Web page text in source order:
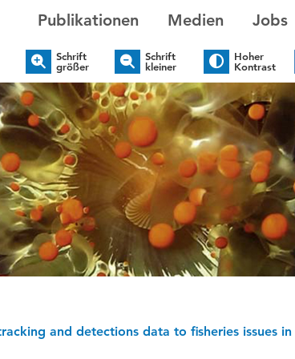
Publikationen Medien Jobs
Schrift
größer
Schrift
kleiner
Hoher
Kontrast
and detections data to fisheries issues in